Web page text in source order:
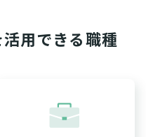
用できる職種